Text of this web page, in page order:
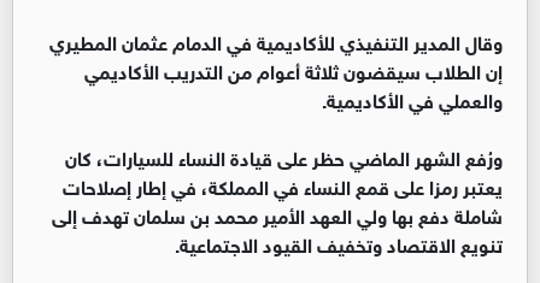
وقال المدير التنفيذي للأكاديمية في الدمام عثمان المطيري
إن الطلاب سيقضون ثلاثة أعوام من التدريب الأكاديمي
والعملي في الأكاديمية.
ورُفع الشهر الماضي حظر على قيادة النساء للسيارات، كان
يعتبر رمزا على قمع النساء في المملكة، في إطار إصلاحات
شاملة دفع بها ولي العهد الأمير محمد بن سلمان تهدف إلى
تنويع الاقتصاد وتخفيف القيود الاجتماعية.